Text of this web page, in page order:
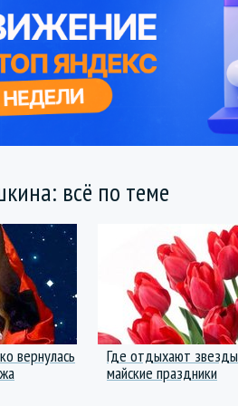
всё по теме
вернулась
Где отдыхают
майские праздники